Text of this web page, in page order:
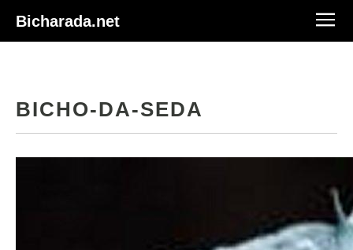
Bicharada.net
BICHO-DA-SEDA